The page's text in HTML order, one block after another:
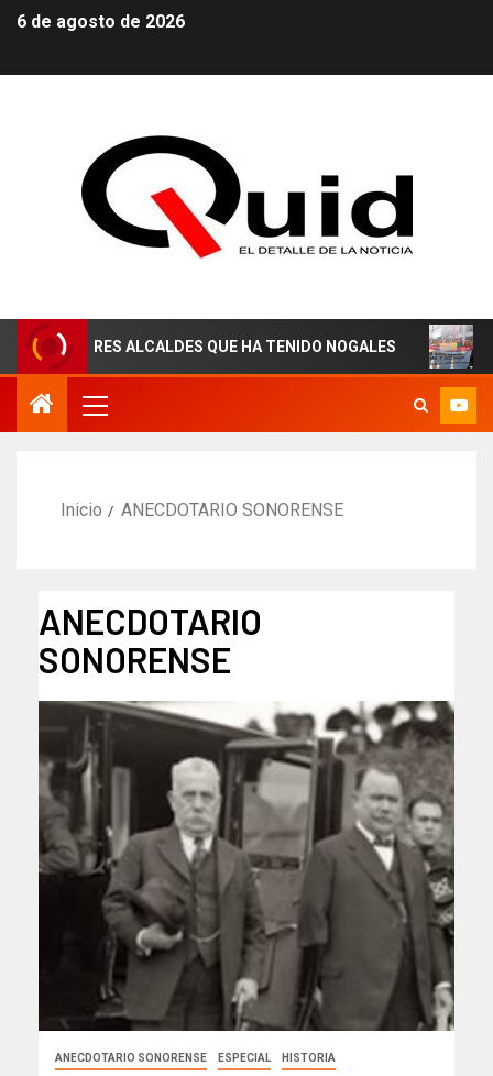
6 de agosto de 2026
ALCALDES QUE HA TENIDO NOGALES ¡AGUAS
Inicio ANECDOTARIO SONORENSE
ANECDOTARIO
SONORENSE
ANECDOTARIO SONORENSE ESPECIAL HISTORIA